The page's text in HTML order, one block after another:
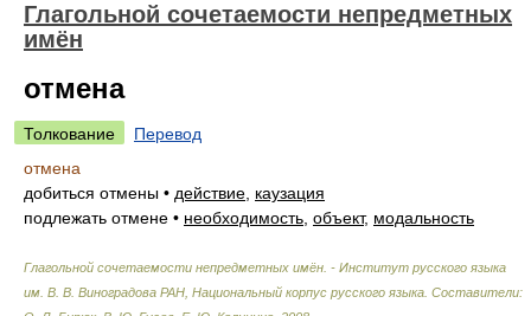
Глагольной сочетаемости непредметных
имён
отмена
Толкование
Перевод
отмена
добиться отмены • действие каузация
подлежать отмене • необходимость объект, модальность
Глагольной сочетаемости непредметных имён. - Институт русского языка
им. В. В. Виноградова РАН, Национальный корпус русского языка Составители: